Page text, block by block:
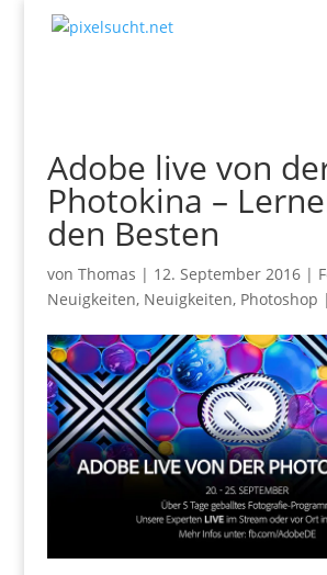
Adobe live von
Photokina –
den Besten
von Thomas | 12. September 2016|
Neuigkeiten, Neuigkeiten, Photoshop |